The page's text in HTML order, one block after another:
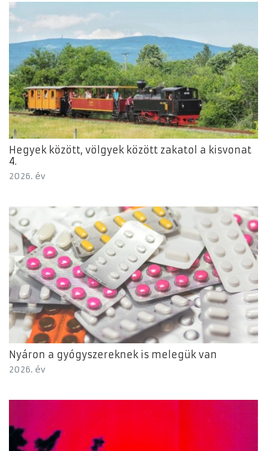
Hegyek között, völgyek között zakatol a kisvonat
4.
2026. év
Nyáron a gyógyszereknek is melegük van
2026. év